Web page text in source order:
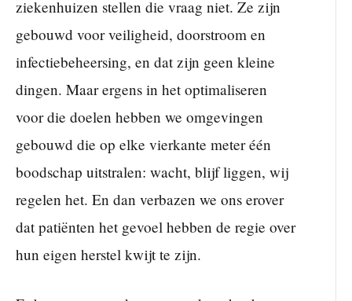
ziekenhuizen stellen die vraag niet. Ze zijn
gebouwd voor veiligheid, doorstroom en
infectiebeheersing, en dat zijn geen kleine
dingen. Maar ergens in het optimaliseren
voor die doelen hebben we omgevingen
gebouwd die op elke vierkante meter één
boodschap uitstralen: wacht, blijf liggen, wij
regelen het. En dan verbazen we ons erover
dat patiënten het gevoel hebben de regie over
hun eigen herstel kwijt te zijn.